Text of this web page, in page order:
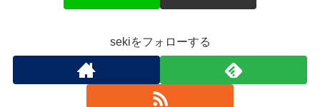
sekiをフォローする